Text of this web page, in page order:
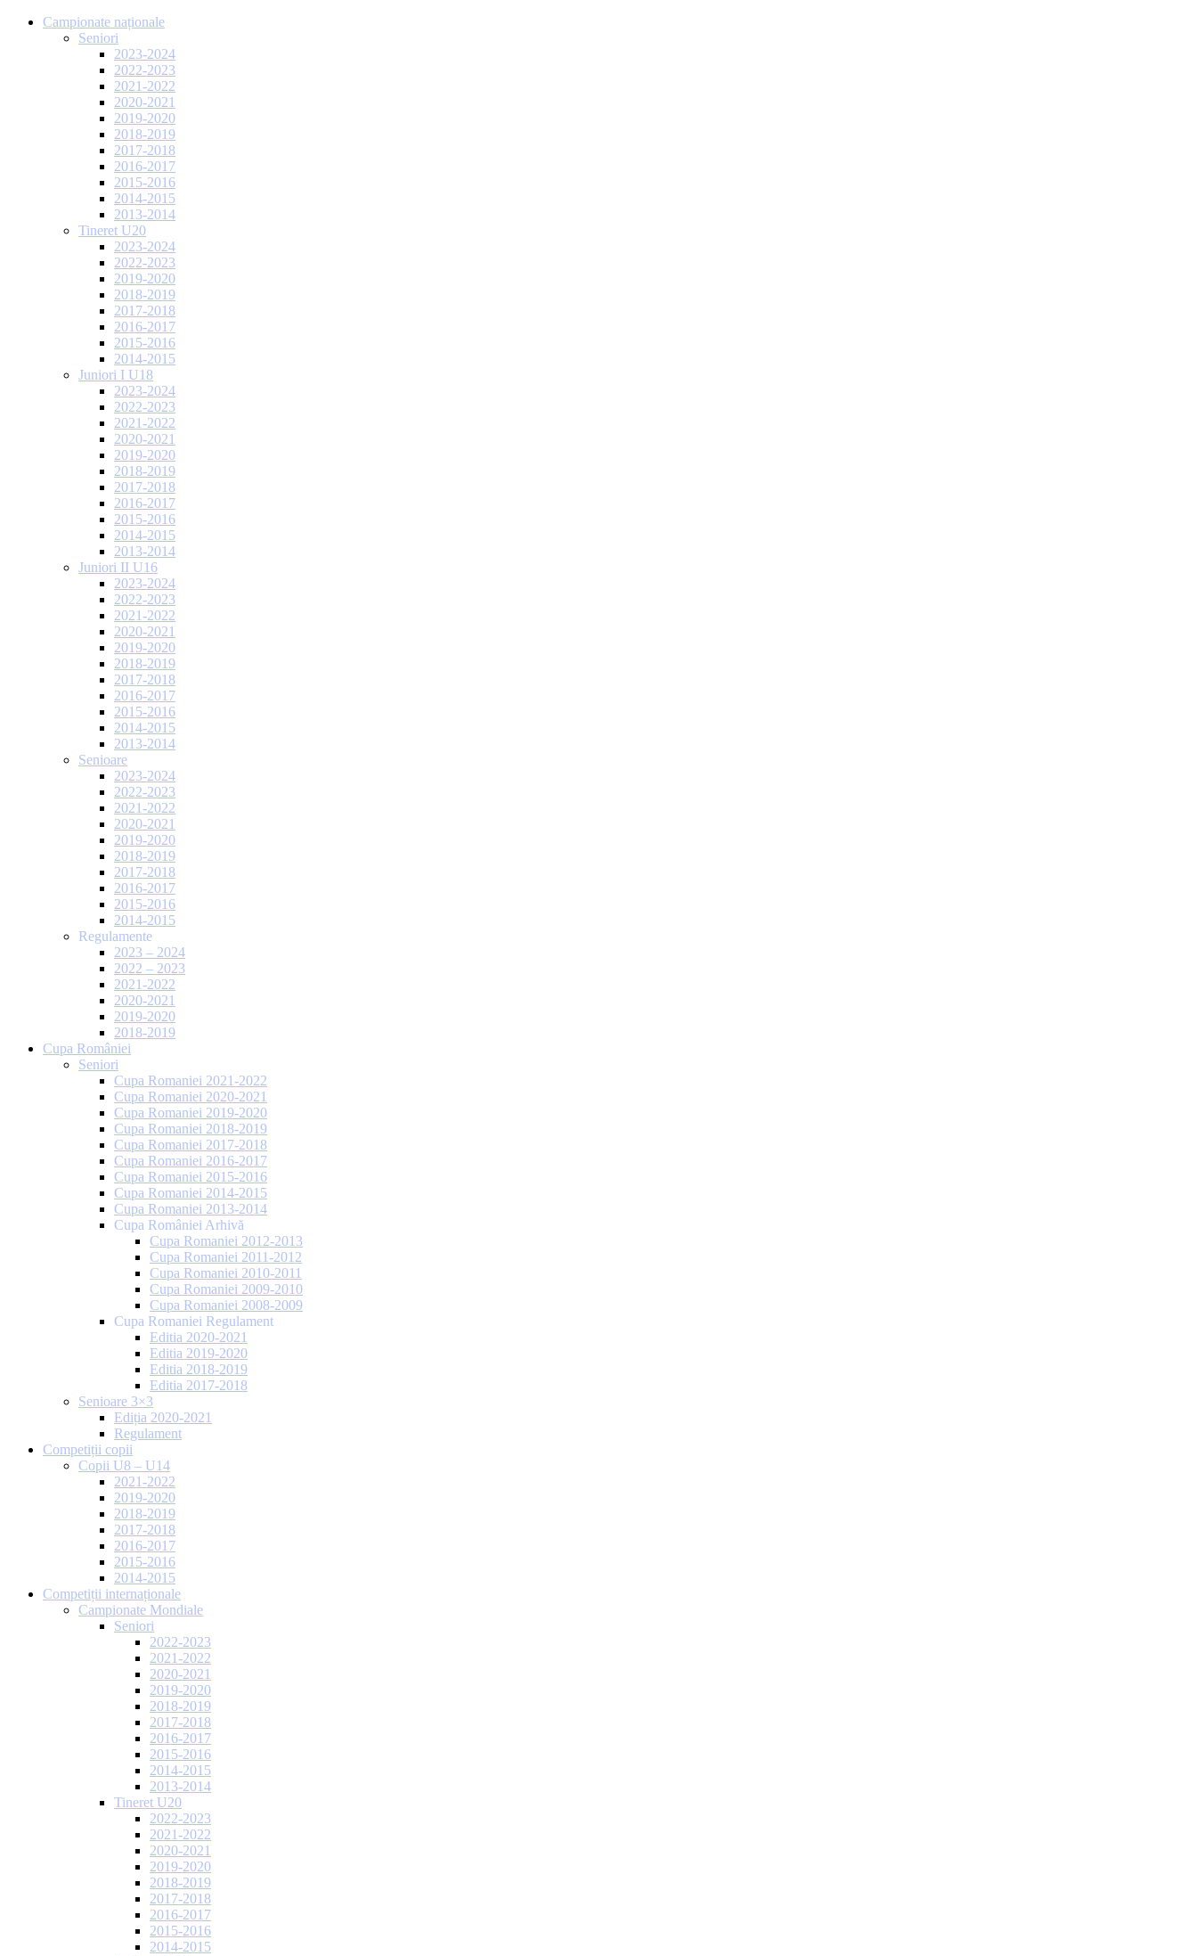
Campionate naționale
Seniori
2023-2024
2022-2023
2021-2022
2020-2021
2019-2020
2018-2019
2017-2018
2016-2017
2015-2016
2014-2015
2013-2014
Tineret U20
2023-2024
2022-2023
2019-2020
2018-2019
2017-2018
2016-2017
2015-2016
2014-2015
Juniori I U18
2023-2024
2022-2023
2021-2022
2020-2021
2019-2020
2018-2019
2017-2018
2016-2017
2015-2016
2014-2015
2013-2014
Juniori II U16
2023-2024
2022-2023
2021-2022
2020-2021
2019-2020
2018-2019
2017-2018
2016-2017
2015-2016
2014-2015
2013-2014
Senioare
2023-2024
2022-2023
2021-2022
2020-2021
2019-2020
2018-2019
2017-2018
2016-2017
2015-2016
2014-2015
Regulamente
2023 – 2024
2022 – 2023
2021-2022
2020-2021
2019-2020
2018-2019
Cupa României
Seniori
Cupa Romaniei 2021-2022
Cupa Romaniei 2020-2021
Cupa Romaniei 2019-2020
Cupa Romaniei 2018-2019
Cupa Romaniei 2017-2018
Cupa Romaniei 2016-2017
Cupa Romaniei 2015-2016
Cupa Romaniei 2014-2015
Cupa Romaniei 2013-2014
Cupa României Arhivă
Cupa Romaniei 2012-2013
Cupa Romaniei 2011-2012
Cupa Romaniei 2010-2011
Cupa Romaniei 2009-2010
Cupa Romaniei 2008-2009
Cupa Romaniei Regulament
Editia 2020-2021
Editia 2019-2020
Editia 2018-2019
Editia 2017-2018
Senioare 3×3
Ediția 2020-2021
Regulament
Competiții copii
Copii U8 – U14
2021-2022
2019-2020
2018-2019
2017-2018
2016-2017
2015-2016
2014-2015
Competiții internaționale
Campionate Mondiale
Seniori
2022-2023
2021-2022
2020-2021
2019-2020
2018-2019
2017-2018
2016-2017
2015-2016
2014-2015
2013-2014
Tineret U20
2022-2023
2021-2022
2020-2021
2019-2020
2018-2019
2017-2018
2016-2017
2015-2016
2014-2015